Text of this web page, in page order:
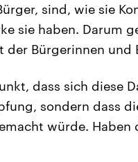
sind, wie sie
sie haben. Darum
der Bürgerinnen und
dass sich diese
sondern dass
würde. Haben